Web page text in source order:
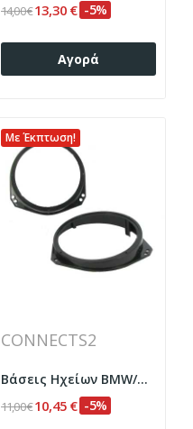
14,00 €13,30 € -5%
Αγορά
Με Έκπτωση!
CONNECTS2
Βάσεις Ηχείων BMW/Mercedes/Opel/Renault Ø165mm
11,00 €10,45 € -5%